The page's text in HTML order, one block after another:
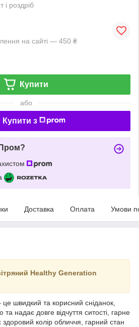
і роздріб
на сайті — 450 ₴
Купити
або
Купити з
Доставка Оплата Умови
Healthy Generation
це швидкий та корисний сніданок,
надає довге відчуття ситості, гарне
колір обличчя, гарний стан